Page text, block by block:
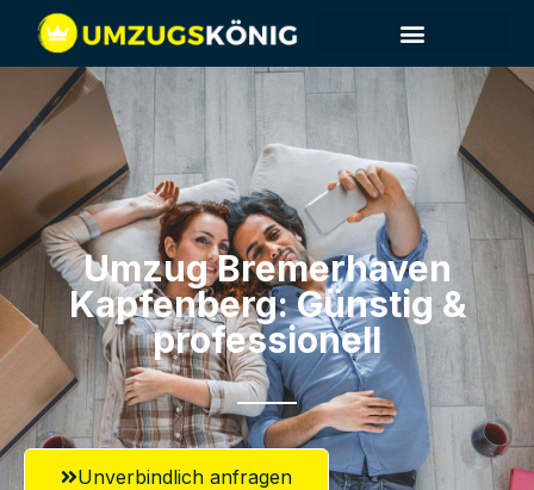
Umzug Bremerhaven​
Kapfenberg: Günstig &
professionell​
Unverbindlich anfragen